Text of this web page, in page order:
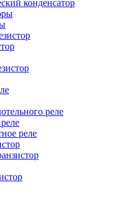
конденсатор
реле
реле